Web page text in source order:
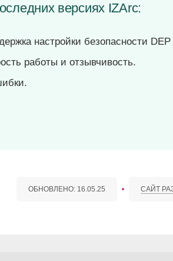
версиях IZArc:
настройки безопасности
работы и отзывчивость.
ОБНОВЛЕНО: 16.05.25 • САЙТ